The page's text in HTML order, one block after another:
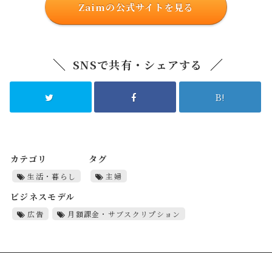
Zaimの公式サイトを見る
SNSで共有・シェアする
B!
カテゴリ
生活・暮らし
タグ
主婦
ビジネスモデル
広告 月額課金・サブスクリプション